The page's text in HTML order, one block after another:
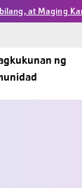
at Maging
ng